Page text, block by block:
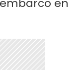
en